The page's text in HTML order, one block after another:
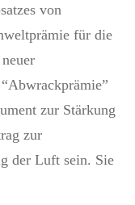
von
für die
zur Stärkung
zur
der Luft sein. Sie